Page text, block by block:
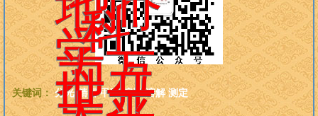
科
学，
为万
世开
关键词： 分光 精密 甲醇 溶液 溶解 测定